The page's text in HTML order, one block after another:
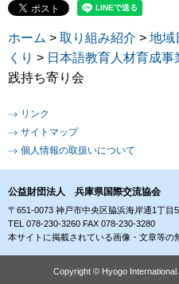
ホーム > 取り組み紹介 > 地域
くり > 日本語教育人材育成事
践持ち寄り会
リンク
サイトマップ
個人情報の取扱いについて
公益財団法人 兵庫県国際交流協会
〒651-0073 神戸市中央区脇浜海岸通1丁目
TEL 078-230-3260 FAX 078-230-3280
本サイトに掲載されている画像・文章等の
Copyright © Hyogo International